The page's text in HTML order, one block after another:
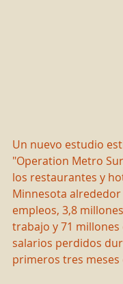
Un nuevo estudio
"Operation Metro
los restaurantes y
Minnesota alrededor
empleos, 3,8
trabajo y 71 millones
salarios perdidos
primeros tres meses